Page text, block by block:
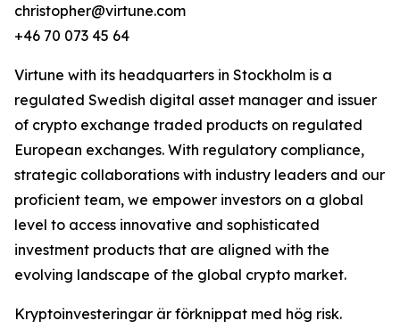
christopher@virtune.com
+46 70 073 45 64
Virtune with its headquarters in Stockholm is a
regulated Swedish digital asset manager and issuer
of crypto exchange traded products on regulated
European exchanges. With regulatory compliance,
strategic collaborations with industry leaders and our
proficient team, we empower investors on a global
level to access innovative and sophisticated
investment products that are aligned with the
evolving landscape of the global crypto market.
Kryptoinvesteringar är förknippat med hög risk.